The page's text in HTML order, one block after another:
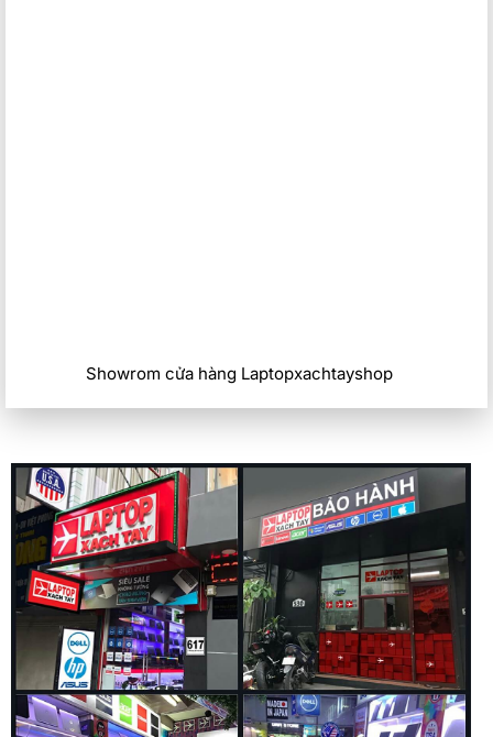
Showrom cửa hàng Laptopxachtayshop